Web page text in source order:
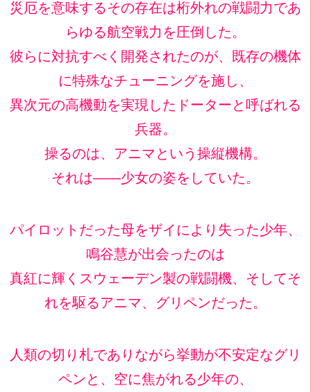
災厄を意味するその存在は桁外れの戦闘力であ
らゆる航空戦力を圧倒した。
彼らに対抗すべく開発されたのが、既存の機体
に特殊なチューニングを施し、
異次元の高機動を実現したドーターと呼ばれる
兵器。
操るのは、アニマという操縦機構。
それは――少女の姿をしていた。
パイロットだった母をザイにより失った少年、
鳴谷慧が出会ったのは
真紅に輝くスウェーデン製の戦闘機、そしてそ
れを駆るアニマ、グリペンだった。
人類の切り札でありながら挙動が不安定なグリ
ペンと、空に焦がれる少年の、